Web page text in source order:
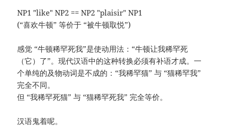
NP1 "like" NP2 == NP2 "plaisir" NP1
(“喜欢牛顿” 等价于 “被牛顿取悦”)
感觉 “牛顿稀罕死我”是使动用法：“牛顿让我稀罕死
（它）了”。现代汉语中的这种转换必须有补语才成。一
个单纯的及物动词是不成的：“我稀罕猫” 与 “猫稀罕我”
完全不同。
但 “我稀罕死猫” 与 “猫稀罕死我” 完全等价。
汉语鬼着呢。